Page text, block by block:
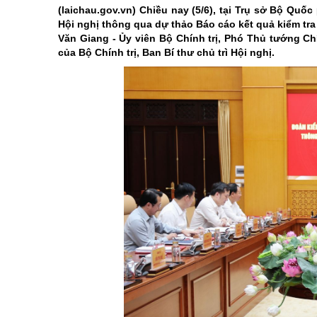
Các dân tộc
Các Huyện, Thành phố thuộc tỉnh
Khoa học,
Giới thiệu
Cuộc thi trắc
Kỷ niệm 100
Chung tay
Kỷ niệm 80
Nghị quyết
Cải cách
Học tập và
Xây dựng
Biên giới -
Thi đua yêu
An toàn giao
chương trình hành động của
Điểm đến-Du kháchĐiểm đến -
Văn hóa - Lễ
Bảo vệ nền tảng tư tưởng của
(laichau.gov.vn) Chiều nay (5/6), tại Trụ sở Bộ
Hội nghị thông qua dự thảo Báo cáo kết quả kiểm
Văn Giang - Ủy viên Bộ Chính trị, Phó Thủ tướng
của Bộ Chính trị, Ban Bí thư chủ trì Hội nghị.